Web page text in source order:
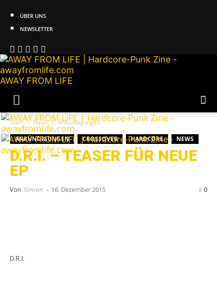
ÜBER UNS
NEWSLETTER
AWAY FROM LIFE
Start News
Ankündigungen
ANKÜNDIGUNGEN
CROSSOVER HARDCORE NEWS
D.R.I. – TEASER FÜR NEUE
EP
Von Simon - 16. Dezember 2015 0
D.R.I.